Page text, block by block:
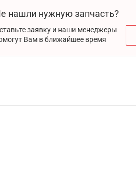
нашли нужную запчасть?
заявку и наши менеджеры
Вам в ближайшее время